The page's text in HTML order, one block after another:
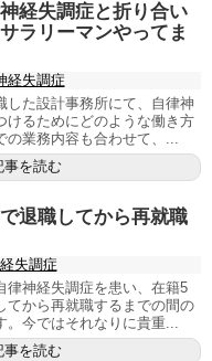
経失調症と折り合い
ラリーマンやってま
経失調症
した設計事務所にて、自律神
けるためにどのような働き方
の業務内容も合わせて、...
事を読む
退職してから再就職
失調症
律神経失調症を患い、在籍5
てから再就職するまでの間の
。今ではそれなりに貴重...
事を読む